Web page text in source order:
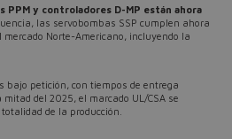
PPM y controladores D-MP están ahora
las servobombas SSP cumplen ahora
mercado Norte-Americano, incluyendo la
petición, con tiempos de entrega
del 2025, el marcado UL/CSA se
de la producción.